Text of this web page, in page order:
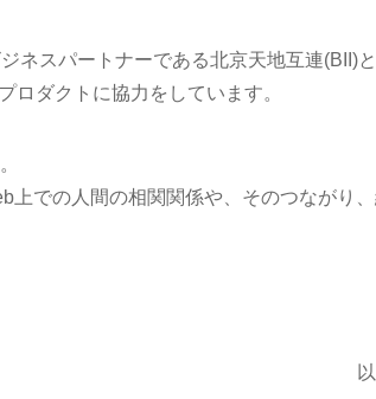
ネスパートナーである北京天地互連(BII)と
ロダクトに協力をしています。
上での人間の相関関係や、そのつながり